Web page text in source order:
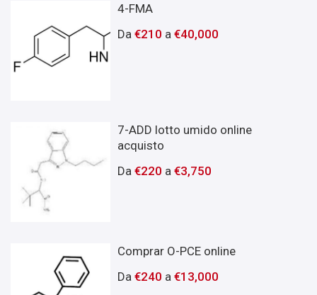
4-FMA
Da€210 a€40,000
7-ADD lotto umido online
acquisto
Da€220 a€3,750
Comprar O-PCE online
Da€240 a€13,000